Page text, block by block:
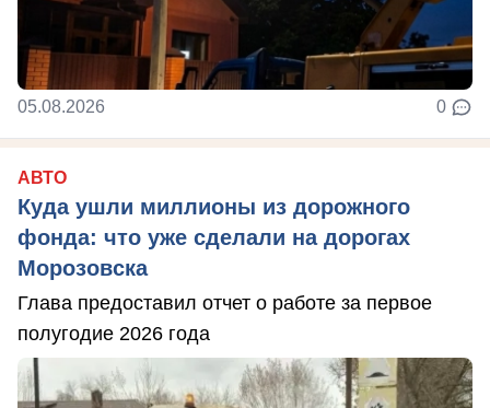
05.08.2026 0
АВТО
Куда ушли миллионы из дорожного
фонда: что уже сделали на дорогах
Морозовска
Глава предоставил отчет о работе за первое
полугодие 2026 года